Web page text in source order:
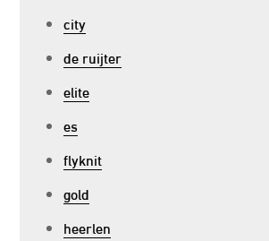
city
de ruijter
elite
es
flyknit
gold
heerlen